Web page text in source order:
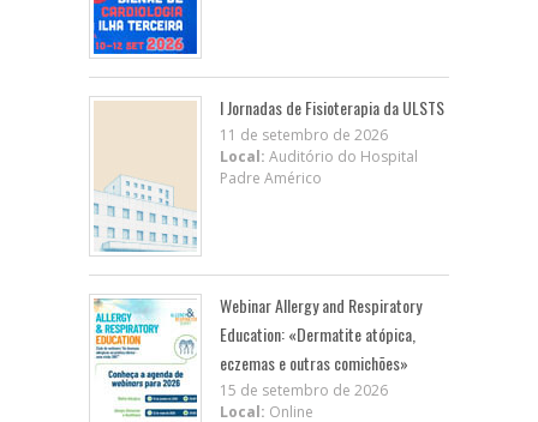
I Jornadas de Fisioterapia da ULSTS
11 de setembro de 2026
Local: Auditório do Hospital
Padre Américo
Webinar Allergy and Respiratory
Education: «Dermatite atópica,
eczemas e outras comichões»
15 de setembro de 2026
Local: Online